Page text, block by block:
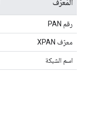
المُعرّف
رقم PAN
معرّف XPAN
اسم الشبكة